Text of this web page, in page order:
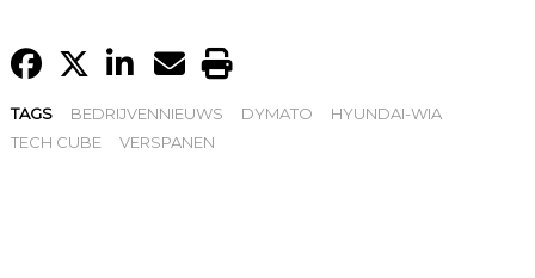
TAGS BEDRIJVENNIEUWS DYMATO
HYUNDAI-WIA
TECH CUBE
VERSPANEN